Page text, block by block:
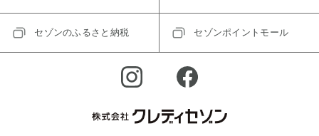
セゾンのふるさと納税 セゾンポイントモール